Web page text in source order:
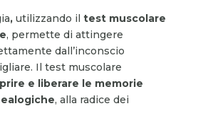
, utilizzando il test muscolare
, permette di attingere
dall’inconscio
Il test muscolare
e liberare le memorie
, alla radice dei